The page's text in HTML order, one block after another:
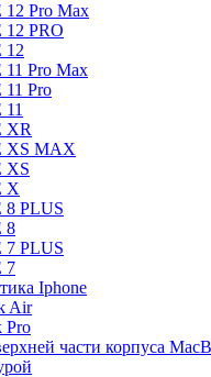
12 Pro Max
PRO
12
Pro Max
Pro
XR
XS MAX
XS
X
8 PLUS
8
7 PLUS
7
Iphone
Air
Pro
части корпуса